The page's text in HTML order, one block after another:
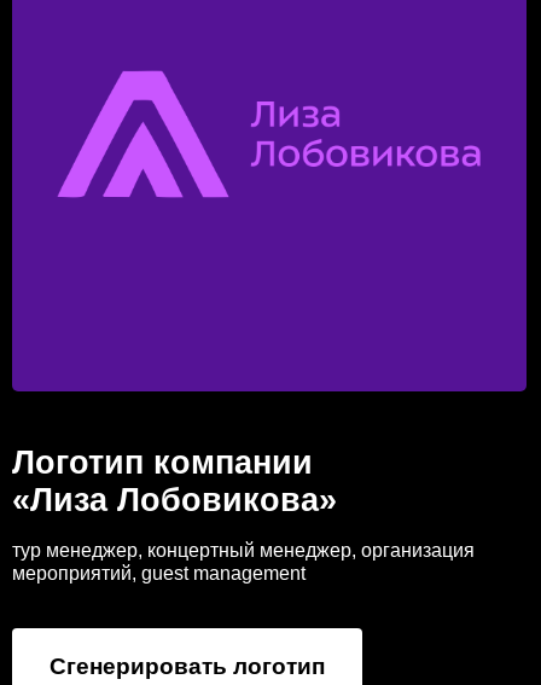
Логотип компании
«Лиза Лобовикова»
тур менеджер, концертный менеджер, организация
мероприятий, guest management
Сгенерировать логотип